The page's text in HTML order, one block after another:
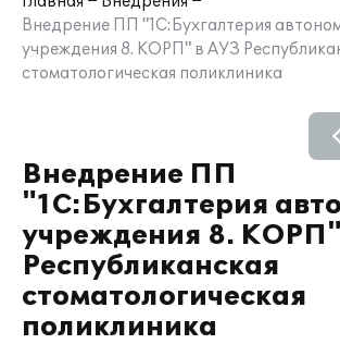
Внедрение ПП "1С:Бухгалтерия
учреждения 8. КОРП" в АУЗ
стоматологическая поликлиника
Внедрение ПП
"1С:Бухгалтерия
учреждения 8.
Республиканская
стоматологическая
поликлиника